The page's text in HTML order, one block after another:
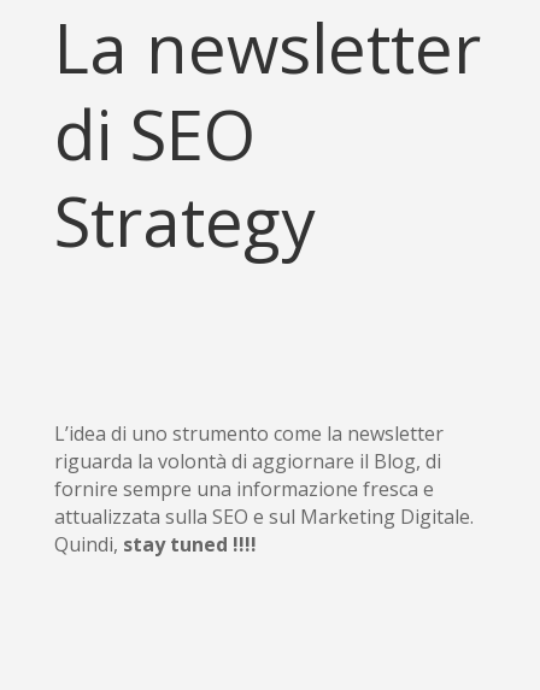
La newsletter
di SEO
Strategy
L’idea di uno strumento come la newsletter
riguarda la volontà di aggiornare il Blog, di
fornire sempre una informazione fresca e
attualizzata sulla SEO e sul Marketing Digitale.
Quindi, stay tuned !!!!